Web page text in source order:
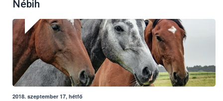
Nébih
2018. szeptember 17, hétfő